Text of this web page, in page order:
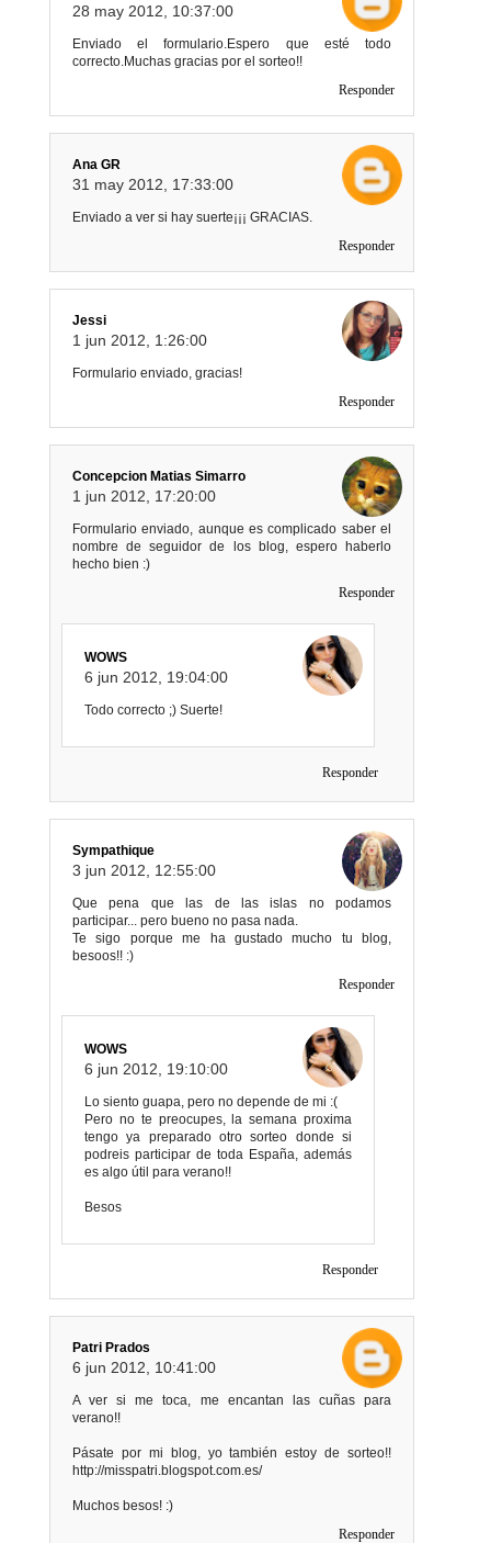
28 may 2012, 10:37:00
Enviado el formulario.Espero que esté todo
correcto.Muchas gracias por el sorteo!!
Responder
Ana GR
31 may 2012, 17:33:00
Enviado a ver si hay suerte¡¡¡ GRACIAS.
Responder
Jessi
1 jun 2012, 1:26:00
Formulario enviado, gracias!
Responder
Concepcion Matias Simarro
1 jun 2012, 17:20:00
Formulario enviado, aunque es complicado saber el
nombre de seguidor de los blog, espero haberlo
hecho bien :)
Responder
WOWS
6 jun 2012, 19:04:00
Todo correcto ;) Suerte!
Responder
Sympathique
3 jun 2012, 12:55:00
Que pena que las de las islas no podamos
participar... pero bueno no pasa nada.
Te sigo porque me ha gustado mucho tu blog,
besoos!! :)
Responder
WOWS
6 jun 2012, 19:10:00
Lo siento guapa, pero no depende de mi :(
Pero no te preocupes, la semana proxima
tengo ya preparado otro sorteo donde si
podreis participar de toda España, además
es algo útil para verano!!
Besos
Responder
Patri Prados
6 jun 2012, 10:41:00
A ver si me toca, me encantan las cuñas para
verano!!
Pásate por mi blog, yo también estoy de sorteo!!
http://misspatri.blogspot.com.es/
Muchos besos! :)
Responder